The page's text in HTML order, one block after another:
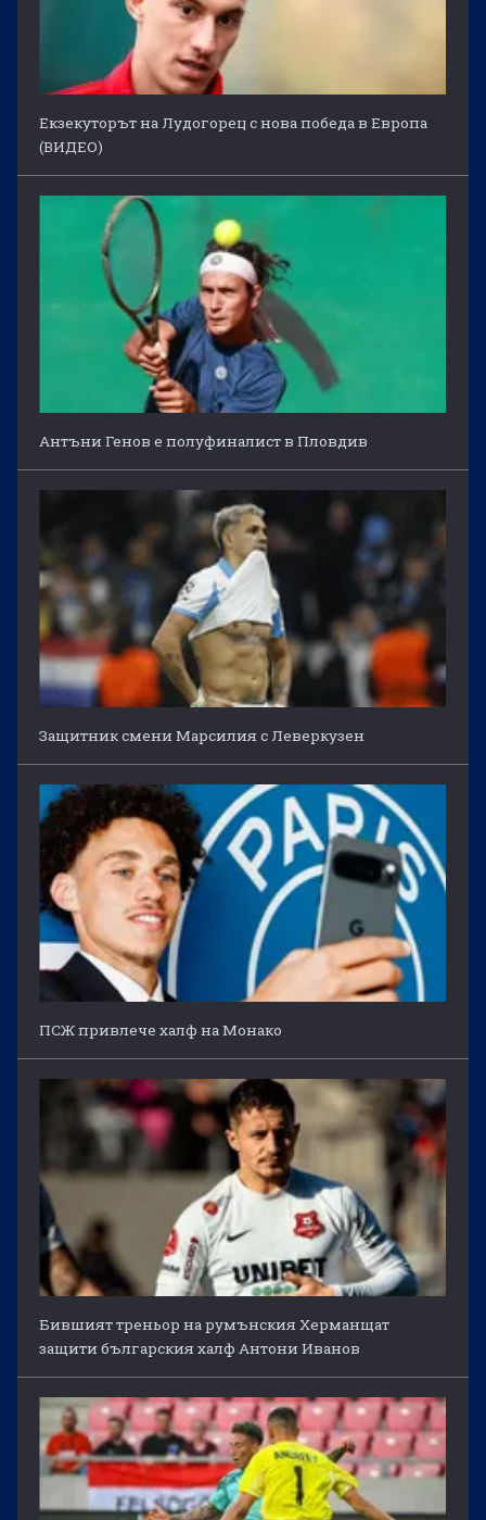
Екзекуторът на Лудогорец с нова победа в Европа
(ВИДЕО)
Антъни Генов е полуфиналист в Пловдив
Защитник смени Марсилия с Леверкузен
ПСЖ привлече халф на Монако
Бившият треньор на румънския Херманщат
защити българския халф Антони Иванов